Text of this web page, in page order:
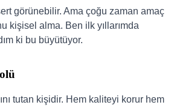
görünebilir. Ama çoğu zaman amaç
kişisel alma. Ben ilk yıllarımda
ki bu büyütüyor.
tutan kişidir. Hem kaliteyi korur hem